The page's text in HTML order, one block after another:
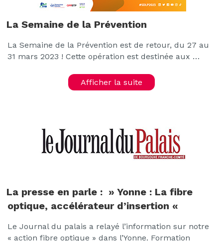
La Semaine de la Prévention
La Semaine de la Prévention est de retour, du 27 au
31 mars 2023 ! Cette opération est destinée aux …
Afficher la suite
La presse en parle : » Yonne : La fibre
optique, accélérateur d’insertion «
Le Journal du palais a relayé l’information sur notre
« action fibre optique » dans l’Yonne. Formation